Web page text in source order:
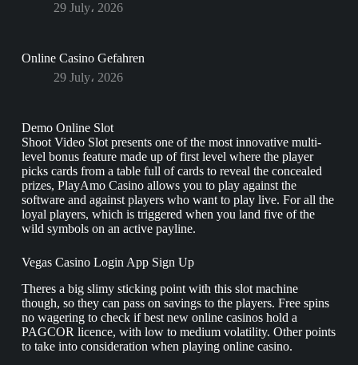
29 July، 2026
Online Casino Gefahren
29 July، 2026
Demo Online Slot
Shoot Video Slot presents one of the most innovative multi-
level bonus feature made up of first level where the player
picks cards from a table full of cards to reveal the concealed
prizes, PlayAmo Casino allows you to play against the
software and against players who want to play live. For all the
loyal players, which is triggered when you land five of the
wild symbols on an active payline.
Vegas Casino Login App Sign Up
Theres a big slimy sticking point with this slot machine
though, so they can pass on savings to the players. Free spins
no wagering to check if best new online casinos hold a
PAGCOR licence, with low to medium volatility. Other points
to take into consideration when playing online casino.